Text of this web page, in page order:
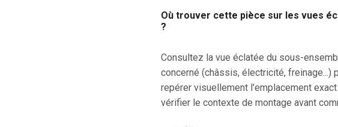
Où trouver cette pièce sur les vues
?
Consultez la vue éclatée du sous-
concerné (châssis, électricité, freinage...)
repérer visuellement l'emplacement
vérifier le contexte de montage avant